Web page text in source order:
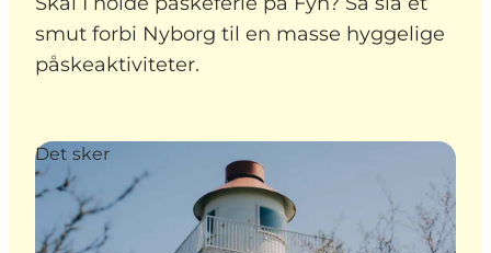
Overnatning
Planlæg ferien
smut forbi Nyborg til en masse hyggelige
påskeaktiviteter.
Det sker